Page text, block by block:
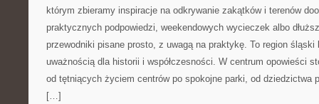
którym zbieramy inspiracje na odkrywanie zakątków i terenów
praktycznych podpowiedzi, weekendowych wycieczek albo
przewodniki pisane prosto, z uwagą na praktykę. To region śląski
uważnością dla historii i współczesności. W centrum opowieści
od tętniących życiem centrów po spokojne parki, od dziedzictwa
[…]